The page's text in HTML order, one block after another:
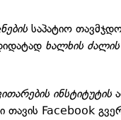
საპატიო
ხალხის
ინსტიტუტის
თავის Facebook